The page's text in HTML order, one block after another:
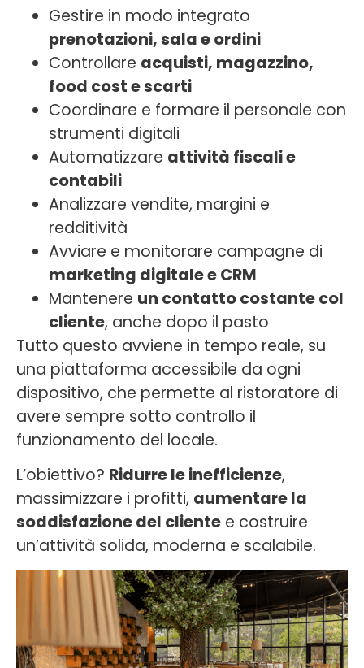
Gestire in modo integrato
prenotazioni, sala e ordini
Controllare acquisti, magazzino,
food cost e scarti
Coordinare e formare il personale con
strumenti digitali
Automatizzare attività fiscali e
contabili
Analizzare vendite, margini e
redditività
Avviare e monitorare campagne di
marketing digitale e CRM
Mantenere un contatto costante col
cliente, anche dopo il pasto
Tutto questo avviene in tempo reale, su
una piattaforma accessibile da ogni
dispositivo, che permette al ristoratore di
avere sempre sotto controllo il
funzionamento del locale.
L’obiettivo? Ridurre le inefficienze,
massimizzare i profitti, aumentare la
soddisfazione del cliente e costruire
un’attività solida, moderna e scalabile.